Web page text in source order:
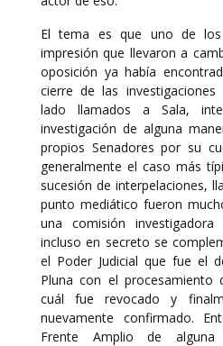
El tema es que uno de
impresión que llevaron a
oposición ya había
cierre de las investigaciones
lado llamados a Sala,
investigación de alguna
propios Senadores por su
generalmente el caso más
sucesión de interpelaciones,
punto mediático fueron
una comisión
incluso en secreto se
el Poder Judicial que fue el
Pluna con el procesamiento
cuál fue revocado y
nuevamente confirmado.
Frente Amplio de